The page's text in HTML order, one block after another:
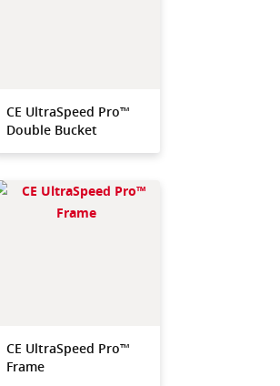
CE UltraSpeed Pro™
Double Bucket
CE UltraSpeed Pro™
Frame